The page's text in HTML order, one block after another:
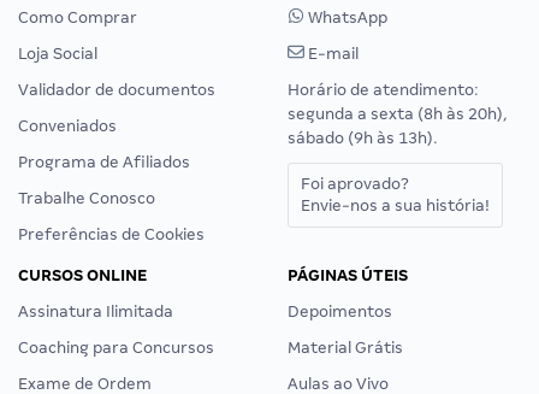
Como Comprar
Loja Social
Validador de documentos
Conveniados
Programa de Afiliados
Trabalhe Conosco
Preferências de Cookies
WhatsApp
E-mail
Horário de atendimento:
segunda a sexta (8h às 20h),
sábado (9h às 13h).
Foi aprovado?
Envie-nos a sua história!
CURSOS ONLINE
Assinatura Ilimitada
Coaching para Concursos
Exame de Ordem
PÁGINAS ÚTEIS
Depoimentos
Material Grátis
Aulas ao Vivo